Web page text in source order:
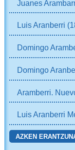
Juanes
Luis Aranberri
Domingo
Domingo
Aramberri.
Luis Aranberri
AZKEN